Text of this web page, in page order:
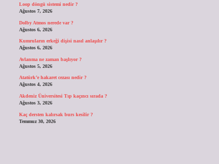
Loop döngü sistemi nedir ?
Ağustos 7, 2026
Dolby Atmos nerede var ?
Ağustos 6, 2026
Kumruların erkeği dişisi nasıl anlaşılır ?
Ağustos 6, 2026
Avlanma ne zaman başlıyor ?
Ağustos 5, 2026
Atatürk’e hakaret cezası nedir ?
Ağustos 4, 2026
Akdeniz Üniversitesi Tıp kaçıncı sırada ?
Ağustos 3, 2026
Kaç dersten kalırsak burs kesilir ?
Temmuz 30, 2026